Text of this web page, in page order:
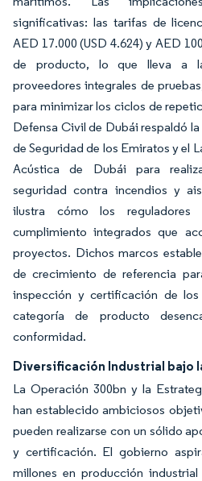
significativas: las tarifas de
AED 17.000 (USD 4.624) y AED
de producto, lo que lleva a
proveedores integrales de
para minimizar los ciclos de
Defensa Civil de Dubái respaldó
de Seguridad de los Emiratos y el
Acústica de Dubái para
seguridad contra incendios y
ilustra cómo los
cumplimiento integrados que
proyectos. Dichos marcos
de crecimiento de referencia
inspección y certificación de
categoría de producto
conformidad.
Diversificación Industrial bajo
La Operación 300bn y la
han establecido ambiciosos
pueden realizarse con un sólido
y certificación. El gobierno
millones en producción